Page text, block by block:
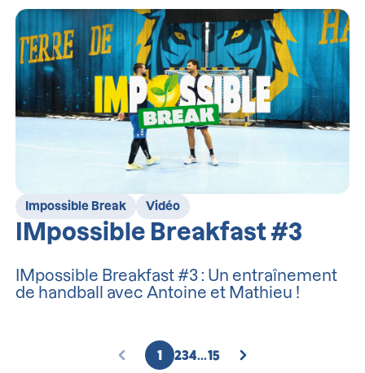
Impossible Break Vidéo
IMpossible Breakfast #3
IMpossible Breakfast #3 : Un entraînement
de handball avec Antoine et Mathieu !
PAGE
1 PAGE
2PAGE
3PAGE
4... PAGE
15